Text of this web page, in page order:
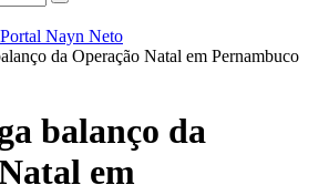
da Operação Natal em Pernambuco
balanço da
em